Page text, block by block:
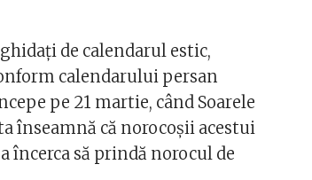
de calendarul estic,
calendarului persan
pe 21 martie, când Soarele
înseamnă că norocoșii acestui
încerca să prindă norocul de